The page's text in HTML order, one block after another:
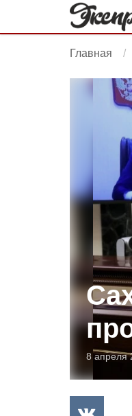
Главная
8 апреля